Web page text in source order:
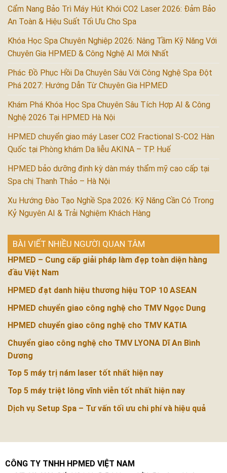
Cẩm Nang Bảo Trì Máy Hút Khói CO2 Laser 2026: Đảm Bảo
An Toàn & Hiệu Suất Tối Ưu Cho Spa
Khóa Học Spa Chuyên Nghiệp 2026: Nâng Tầm Kỹ Năng Với
Chuyên Gia HPMED & Công Nghệ AI Mới Nhất
Phác Đồ Phục Hồi Da Chuyên Sâu Với Công Nghệ Spa Đột
Phá 2027: Hướng Dẫn Từ Chuyên Gia HPMED
Khám Phá Khóa Học Spa Chuyên Sâu Tích Hợp AI & Công
Nghệ 2026 Tại HPMED Hà Nội
HPMED chuyển giao máy Laser CO2 Fractional S-CO2 Hàn
Quốc tại Phòng khám Da liễu AKINA – TP. Huế
HPMED bảo dưỡng định kỳ dàn máy thẩm mỹ cao cấp tại
Spa chị Thanh Thảo – Hà Nội
Xu Hướng Đào Tạo Nghề Spa 2026: Kỹ Năng Cần Có Trong
Kỷ Nguyên AI & Trải Nghiệm Khách Hàng
BÀI VIẾT NHIỀU NGƯỜI QUAN TÂM
HPMED – Cung cấp giải pháp làm đẹp toàn diện hàng
đầu Việt Nam
HPMED đạt danh hiệu thương hiệu TOP 10 ASEAN
HPMED chuyển giao công nghệ cho TMV Ngọc Dung
HPMED chuyển giao công nghệ cho TMV KATIA
Chuyển giao công nghệ cho TMV LYONA Dĩ An Bình
Dương
Top 5 máy trị nám laser tốt nhất hiện nay
Top 5 máy triệt lông vĩnh viễn tốt nhất hiện nay
Dịch vụ Setup Spa – Tư vấn tối ưu chi phí và hiệu quả
CÔNG TY TNHH HPMED VIỆT NAM